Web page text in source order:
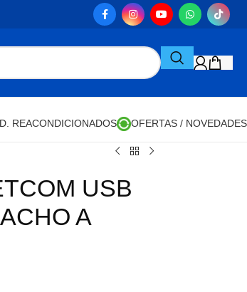
REACONDICIONADOS OFERTAS / NOVEDADES
USB
A